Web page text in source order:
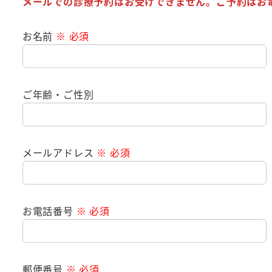
お名前 ※ 必須
ご年齢・ご性別
メールアドレス ※ 必須
お電話番号 ※ 必須
郵便番号 ※ 必須